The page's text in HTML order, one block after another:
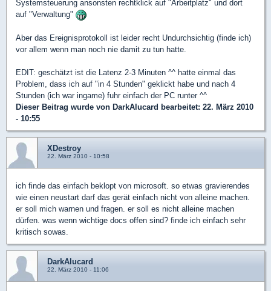
Systemsteuerung ansonsten rechtklick auf "Arbeitplatz" und dort
auf "Verwaltung"
Aber das Ereignisprotokoll ist leider recht Undurchsichtig (finde ich)
vor allem wenn man noch nie damit zu tun hatte.
EDIT: geschätzt ist die Latenz 2-3 Minuten ^^ hatte einmal das
Problem, dass ich auf "in 4 Stunden" geklickt habe und nach 4
Stunden (ich war ingame) fuhr einfach der PC runter ^^
Dieser Beitrag wurde von DarkAlucard bearbeitet: 22. März 2010
- 10:55
XDestroy
22. März 2010 - 10:58
ich finde das einfach beklopt von microsoft. so etwas gravierendes
wie einen neustart darf das gerät einfach nicht von alleine machen.
er soll mich warnen und fragen. er soll es nicht alleine machen
dürfen. was wenn wichtige docs offen sind? finde ich einfach sehr
kritisch sowas.
DarkAlucard
22. März 2010 - 11:06